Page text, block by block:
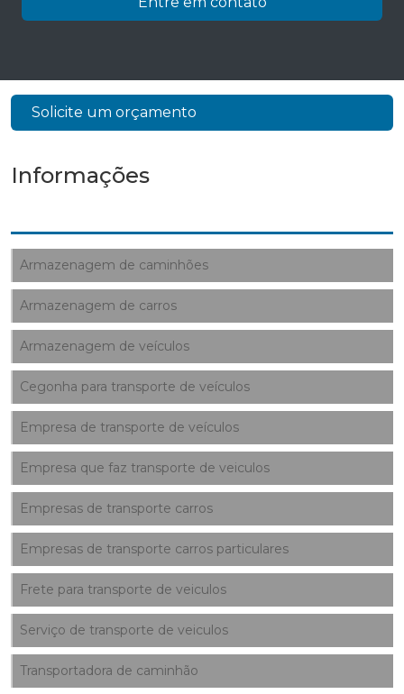
Solicite um orçamento
Informações
Armazenagem de caminhões
Armazenagem de carros
Armazenagem de veículos
Cegonha para transporte de veículos
Empresa de transporte de veículos
Empresa que faz transporte de veiculos
Empresas de transporte carros
Empresas de transporte carros particulares
Frete para transporte de veiculos
Serviço de transporte de veiculos
Transportadora de caminhão